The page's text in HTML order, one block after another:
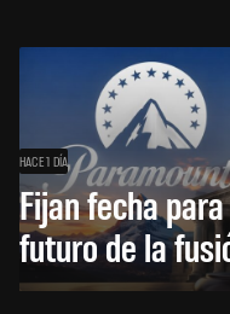
HACE 1 DÍA
Fijan fecha
futuro de la